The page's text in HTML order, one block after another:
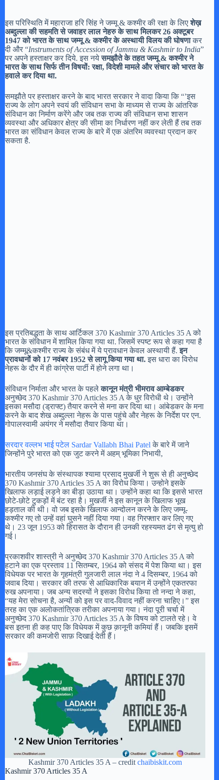
इस परिस्थिति में महाराजा हरि सिंह ने जम्मू & कश्मीर की रक्षा के लिएशेख़
अब्दुल्ला की सहमति से जवाहर लाल नेहरु के साथ मिलकर 26 अक्टूबर
1947 को भारत के साथ जम्मू & कश्मीर के अस्थायी विलय की घोषणाकर
दी और “Instruments of Accession of Jammu & Kashmir to India”
पर अपने हस्ताक्षर कर दिये. इस नयेसमझौते के तहत जम्मू & कश्मीर ने
भारत के साथ सिर्फ तीन विषयों: रक्षा, विदेशी मामले और संचार को भारत के
हवाले कर दिया था.
समझौते पर हस्ताक्षर करने के बाद भारत सरकार ने वादा किया कि “’इस
राज्य के लोग अपने स्वयं की संविधान सभा के माध्यम से राज्य के आंतरिक
संविधान का निर्माण करेंगे और जब तक राज्य की संविधान सभा शासन
व्यवस्था और अधिकार क्षेत्र की सीमा का निर्धारण नहीं कर लेती हैं तब तक
भारत का संविधान केवल राज्य के बारे में एक अंतरिम व्यवस्था प्रदान कर
सकता है.
इस प्रतिबद्धता के साथ आर्टिकल 370 Kashmir 370 Articles 35 A को
भारत के संविधान में शामिल किया गया था. जिसमें स्पष्ट रूप से कहा गया है
कि जम्मू&कश्मीर राज्य के संबंध में ये प्रावधान केवल अस्थायी हैं.इन
प्रावधानों को 17 नवंबर 1952 से लागू किया गया था.इस धारा का विरोध
नेहरू के दौर में ही कांग्रेस पार्टी में होने लगा था।
संविधान निर्माता और भारत के पहलेकानून मंत्री भीमराव आम्बेडकर
अनुच्‍छेद 370 Kashmir 370 Articles 35 A के धुर विरोधी थे। उन्‍होंने
इसका मसौदा (ड्राफ्ट) तैयार करने से मना कर दिया था। आंबेडकर के मना
करने के बाद शेख अब्‍दुल्‍ला नेहरू के पास पहुंचे और नेहरू के निर्देश पर एन.
गोपालस्‍वामी अयंगर ने मसौदा तैयार किया था।
सरदार वल्लभ भाई पटेल Sardar Vallabh Bhai Patel के बारे में जाने
जिन्होंने पुरे भारत को एक जुट करने में अहम् भूमिका निभायी,
भारतीय जनसंघ के संस्थापक श्यामा प्रसाद मुखर्जी ने शुरू से ही अनुच्छेद
370 Kashmir 370 Articles 35 A का विरोध किया। उन्होने इसके
खिलाफ लड़ाई लड़ने का बीड़ा उठाया था। उन्होंने कहा था कि इससे भारत
छोटे-छोटे टुकड़ों में बंट रहा है। मुखर्जी ने इस कानून के खिलाफ भूख
हड़ताल की थी। वो जब इसके खिलाफ आन्दोलन करने के लिए जम्मू-
कश्मीर गए तो उन्हें वहां घुसने नहीं दिया गया। वह गिरफ्तार कर लिए गए
थे। 23 जून 1953 को हिरासत के दौरान ही उनकी रहस्यमत ढंग से मृत्यु हो
गई।
प्रकाशवीर शास्त्री ने अनुच्छेद 370 Kashmir 370 Articles 35 A को
हटाने का एक प्रस्ताव 11 सितम्बर, 1964 को संसद में पेश किया था। इस
विधेयक पर भारत के गृहमंत्री गुलजारी लाल नंदा ने 4 दिसम्बर, 1964 को
जवाब दिया। सरकार की तरफ से आधिकारिक बयान में उन्होंने एकतरफा
रुख अपनाया। जब अन्य सदस्यों ने इसका विरोध किया तो नन्दा ने कहा,
“यह मेरा सोचना है, अन्यों को इस पर वाद-विवाद नहीं करना चाहिए।” इस
तरह का एक अलोकतांत्रिक तरीका अपनाया गया। नंदा पूरी चर्चा में
अनुच्छेद 370 Kashmir 370 Articles 35 A के विषय को टालते रहे। वे
बस इतना ही कह पाए कि विधेयक में कुछ क़ानूनी कमियां हैं। जबकि इसमें
सरकार की कमजोरी साफ़ दिखाई देती हैं।
Kashmir 370 Articles 35 A – credit chaibiskit.com
Kashmir 370 Articles 35 A